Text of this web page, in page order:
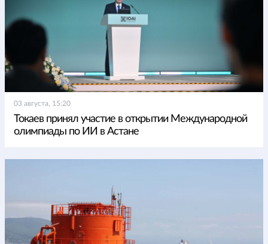
03 августа, 15:20
Токаев принял участие в открытии Международной
олимпиады по ИИ в Астане